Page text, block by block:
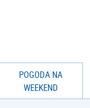
POGODA NA
WEEKEND